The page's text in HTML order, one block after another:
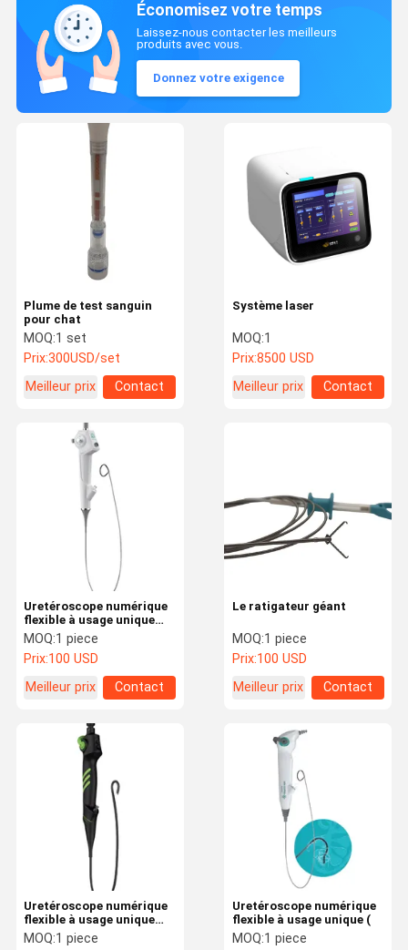
À La Maison
À Propos De
Économisez votre temps
Laissez-nous contacter les meilleurs
produits avec vous.
Donnez votre exigence
Système laser
MOQ:1
Prix:8500 USD
Meilleur prix
Contact
Plume de test sanguin
pour chat
MOQ:1 set
Prix:300USD/set
Meilleur prix
Contact
Le ratigateur géant
MOQ:1 piece
Prix:100 USD
Meilleur prix
Contact
Uretéroscope numérique
flexible à usage unique
(7,4 Fr)
MOQ:1 piece
Prix:100 USD
Meilleur prix
Contact
Uretéroscope numérique
flexible à usage unique (
MOQ:1 piece
Uretéroscope numérique
flexible à usage unique
(6,6 Fr)
MOQ:1 piece